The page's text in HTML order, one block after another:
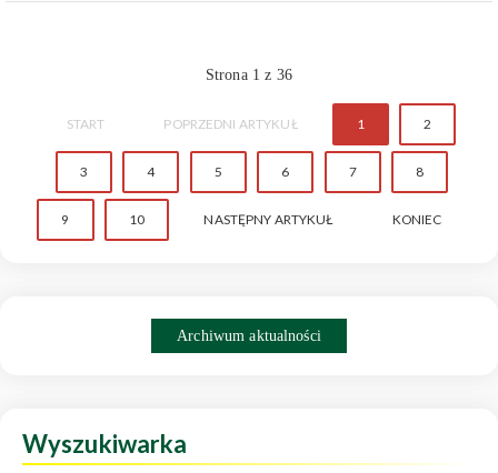
Strona 1 z 36
START POPRZEDNI ARTYKUŁ 1 2
3 4 5 6 7 8
9 10 NASTĘPNY ARTYKUŁ KONIEC
Archiwum aktualności
Wyszukiwarka